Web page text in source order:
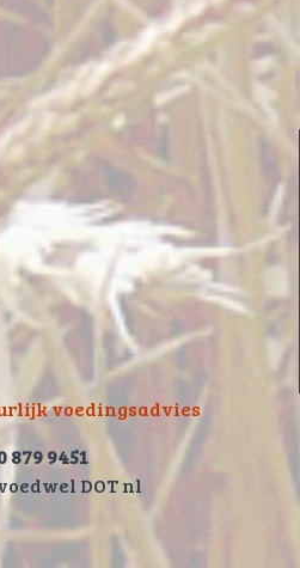
voedingsadvies
879 9451
DOT nl